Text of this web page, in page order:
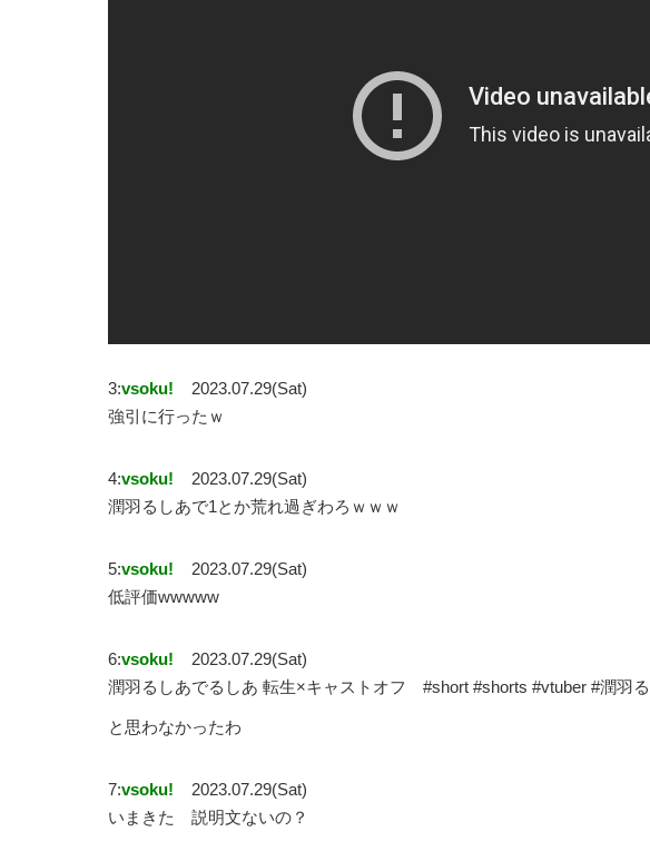
3:vsoku!
2023.07.29(Sat)
強引に行ったｗ
4:vsoku!
2023.07.29(Sat)
潤羽るしあで1とか荒れ過ぎわろｗｗｗ
5:vsoku!
2023.07.29(Sat)
低評価wwwww
6:vsoku!
2023.07.29(Sat)
潤羽るしあでるしあ 転生×キャストオフ #short #shorts #vtuber #潤羽
と思わなかったわ
7:vsoku!
2023.07.29(Sat)
いまきた 説明文ないの？